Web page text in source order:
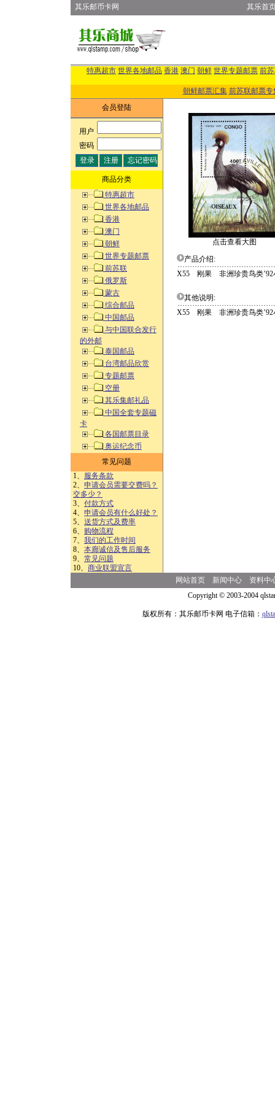
其乐邮币卡网 其乐首
特惠超市 世界各地邮品 香港 澳门 朝鲜 世界专题邮票 前
朝鲜邮票汇集 前苏联邮票专
会员登陆
用户:
密码:
商品分类
特惠超市
世界各地邮品
香港
澳门
朝鲜
世界专题邮票
前苏联
俄罗斯
蒙古
综合邮品
中国邮品
与中国联合发行
的外邮
泰国邮品
台湾邮品欣赏
专题邮票
空册
其乐集邮礼品
中国全套专题磁
卡
各国邮票目录
奥运纪念币
常见问题
1、 服务条款
2、 申请会员需要交费吗？
交多少？
3、 付款方式
4、 申请会员有什么好处？
5、 送货方式及费率
6、 购物流程
7、 我们的工作时间
8、 本廊诚信及售后服务
9、 常见问题
10、 商业联盟宣言
点击查看大图
产品介绍:
X55 刚果 非洲珍贵鸟类
其他说明:
X55 刚果 非洲珍贵鸟类
网站首页 新闻中心
资料中
Copyright © 2003-2004
版权所有：其乐邮币卡网 电子信箱：